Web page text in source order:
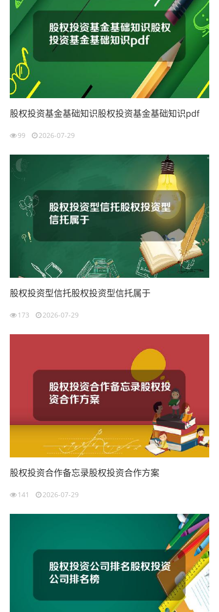
股权投资基金基础知识股权投资基金基础知识pdf
99 2026-07-29
股权投资型信托股权投资型信托属于
173 2026-07-29
股权投资合作备忘录股权投资合作方案
141 2026-07-29